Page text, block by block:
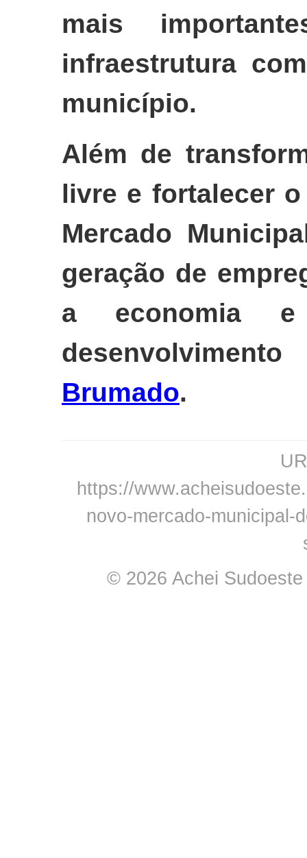
mais
infraestrutura
município.
Além de
livre e fortalecer
Mercado
geração de
a economia
Brumado.
https://
novo-mercado-municipal-
© 2026 Achei